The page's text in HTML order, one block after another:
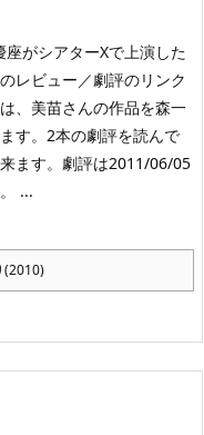
がシアターXで上演した
レビュー／劇評のリンク
、美苗さんの作品を森一
す。2本の劇評を読んで
ます。劇評は2011/06/05
...
(2010)